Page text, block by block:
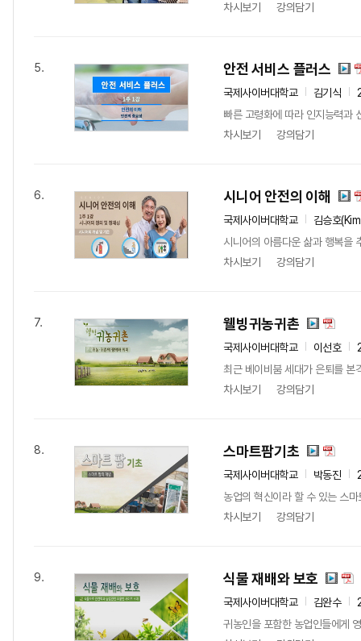
차시보기
강의담기
5. 안전 서비스 플러스
국제사이버대학교 김기식
빠른 고령화에 따라 인지능력과
차시보기
강의담기
6. 시니어 안전의 이해
국제사이버대학교
김승호
시니어의 아름다운 삶과 행복을
차시보기
강의담기
7. 웰빙귀농귀촌
국제사이버대학교 이선호
최근 베이비붐 세대가 은퇴를 본
차시보기
강의담기
8. 스마트팜기초
국제사이버대학교 박동진
농업의 혁신이라 할 수 있는 스
차시보기
강의담기
9. 식물 재배와 보호
국제사이버대학교 김완수
귀농인을 포함한 농업인들에게